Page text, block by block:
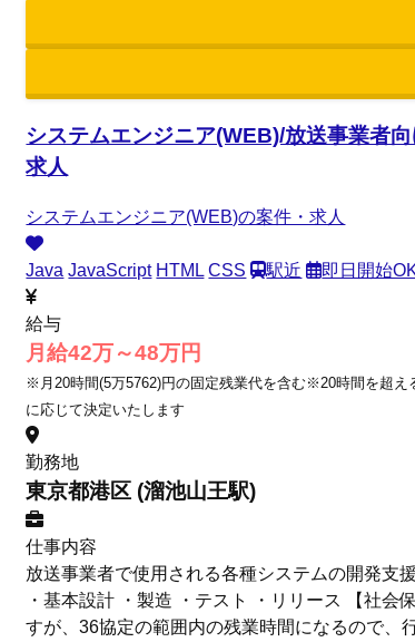
システムエンジニア(WEB)/放送事業者
求人
システムエンジニア(WEB)の案件・求人
Java JavaScript HTML CSS 駅近 即日開始
給与
月給42万～48万円
※月20時間(5万5762)円の固定残業代を含む※20時間を超
に応じて決定いたします
勤務地
東京都港区 (溜池山王駅)
仕事内容
放送事業者で使用される各種システムの開発支
・基本設計 ・製造 ・テスト ・リリース 【社
すが、36協定の範囲内の残業時間になるので